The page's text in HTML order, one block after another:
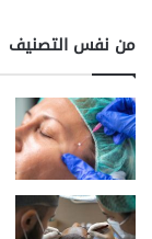
من نفس التصنيف